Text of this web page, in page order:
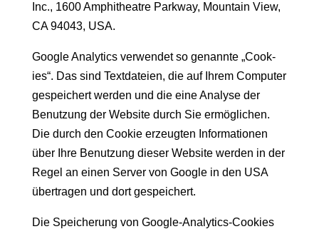
Inc., 1600 Amphithe­atre Park­way, Moun­tain View,
CA 94043, USA.
Google Ana­lyt­ics ver­wen­det so genan­nte „Cook­
ies“. Das sind Text­dateien, die auf Ihrem Com­put­er
gespe­ichert wer­den und die eine Analyse der
Benutzung der Web­site durch Sie ermöglichen.
Die durch den Cook­ie erzeugten Infor­ma­tio­nen
über Ihre Benutzung dieser Web­site wer­den in der
Regel an einen Serv­er von Google in den USA
über­tra­gen und dort gespeichert.
Die Spe­icherung von Google-Ana­lyt­ics-Cook­ies